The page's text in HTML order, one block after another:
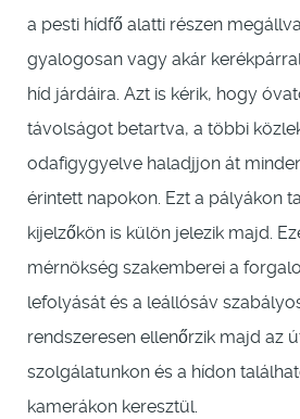
a pesti hídfő alatti részen
gyalogosan vagy akár
híd járdáira. Azt is kérik, hogy
távolságot betartva, a többi
odafigygyelve haladjjon át
érintett napokon. Ezt a pályákon
kijelzőkön is külön jelezik majd.
mérnökség szakemberei a
lefolyását és a leállósáv
rendszeresen ellenőrzik majd az
szolgálatunkon és a hídon
kamerákon keresztül.